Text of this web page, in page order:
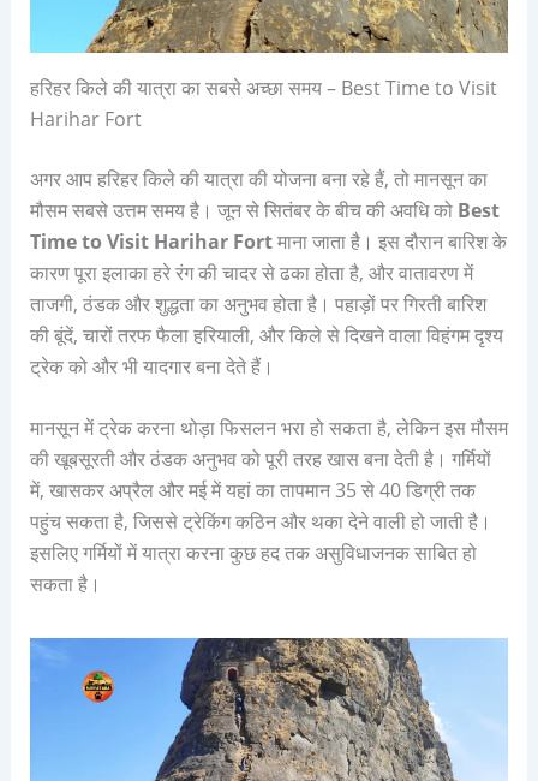
हरिहर किले की यात्रा का सबसे अच्छा समय – Best Time to Visit
Harihar Fort
अगर आप हरिहर किले की यात्रा की योजना बना रहे हैं, तो मानसून का
मौसम सबसे उत्तम समय है। जून से सितंबर के बीच की अवधि को Best
Time to Visit Harihar Fortमाना जाता है। इस दौरान बारिश के
कारण पूरा इलाका हरे रंग की चादर से ढका होता है, और वातावरण में
ताजगी, ठंडक और शुद्धता का अनुभव होता है। पहाड़ों पर गिरती बारिश
की बूंदें, चारों तरफ फैला हरियाली, और किले से दिखने वाला विहंगम दृश्य
ट्रेक को और भी यादगार बना देते हैं।
मानसून में ट्रेक करना थोड़ा फिसलन भरा हो सकता है, लेकिन इस मौसम
की खूबसूरती और ठंडक अनुभव को पूरी तरह खास बना देती है। गर्मियों
में, खासकर अप्रैल और मई में यहां का तापमान 35 से 40 डिग्री तक
पहुंच सकता है, जिससे ट्रेकिंग कठिन और थका देने वाली हो जाती है।
इसलिए गर्मियों में यात्रा करना कुछ हद तक असुविधाजनक साबित हो
सकता है।